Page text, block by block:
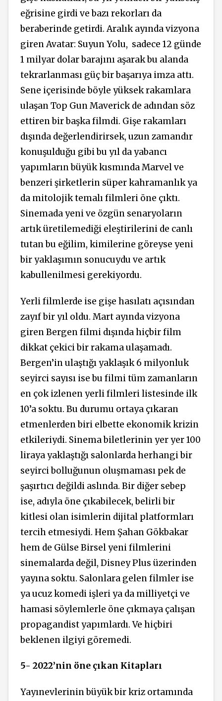
eğrisine girdi ve bazı rekorları da
beraberinde getirdi. Aralık ayında vizyona
giren Avatar: Suyun Yolu, sadece 12 günde
1 milyar dolar barajını aşarak bu alanda
tekrarlanması güç bir başarıya imza attı.
Sene içerisinde böyle yüksek rakamlara
ulaşan Top Gun Maverick de adından söz
ettiren bir başka filmdi. Gişe rakamları
dışında değerlendirirsek, uzun zamandır
konuşulduğu gibi bu yıl da yabancı
yapımların büyük kısmında Marvel ve
benzeri şirketlerin süper kahramanlık ya
da mitolojik temalı filmleri öne çıktı.
Sinemada yeni ve özgün senaryoların
artık üretilemediği eleştirilerini de canlı
tutan bu eğilim, kimilerine göreyse yeni
bir yaklaşımın sonucuydu ve artık
kabullenilmesi gerekiyordu.
Yerli filmlerde ise gişe hasılatı açısından
zayıf bir yıl oldu. Mart ayında vizyona
giren Bergen filmi dışında hiçbir film
dikkat çekici bir rakama ulaşamadı.
Bergen’in ulaştığı yaklaşık 6 milyonluk
seyirci sayısı ise bu filmi tüm zamanların
en çok izlenen yerli filmleri listesinde ilk
10’a soktu. Bu durumu ortaya çıkaran
etmenlerden biri elbette ekonomik krizin
etkileriydi. Sinema biletlerinin yer yer 100
liraya yaklaştığı salonlarda herhangi bir
seyirci bolluğunun oluşmaması pek de
şaşırtıcı değildi aslında. Bir diğer sebep
ise, adıyla öne çıkabilecek, belirli bir
kitlesi olan isimlerin dijital platformları
tercih etmesiydi. Hem Şahan Gökbakar
hem de Gülse Birsel yeni filmlerini
sinemalarda değil, Disney Plus üzerinden
yayına soktu. Salonlara gelen filmler ise
ya ucuz komedi işleri ya da milliyetçi ve
hamasi söylemlerle öne çıkmaya çalışan
propagandist yapımlardı. Ve hiçbiri
beklenen ilgiyi göremedi.
5- 2022’nin öne çıkan Kitapları
Yayınevlerinin büyük bir kriz ortamında